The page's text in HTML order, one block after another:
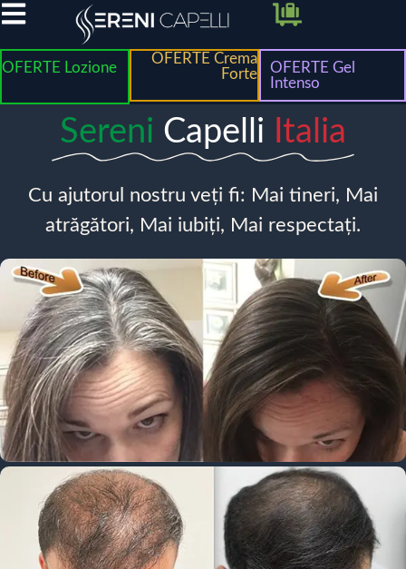
OFERTE Lozione
OFERTE Crema
Forte
OFERTE Gel
Intenso
Sereni Capelli Italia
Cu ajutorul nostru veți fi: Mai tineri, Mai
atrăgători, Mai iubiți, Mai respectați.